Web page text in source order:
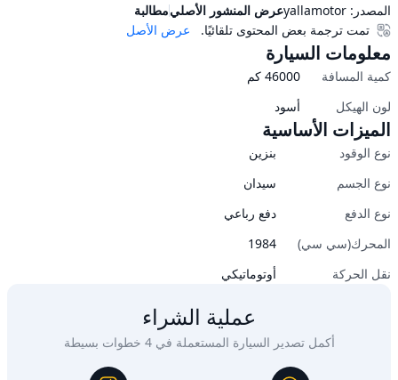
المصدر: yallamotorعرض المنشور الأصليمطالبة
عرض الأصل
تمت ترجمة بعض المحتوى تلقائيًا.
معلومات السيارة
كمية المسافة 46000 كم
لون الهيكل
أسود
الميزات الأساسية
نوع الوقود
بنزين
نوع الجسم
سيدان
نوع الدفع
دفع رباعي
المحرك(سي سي)
1984
نقل الحركة
أوتوماتيكي
عملية الشراء
أكمل تصدير السيارة المستعملة في 4 خطوات بسيطة